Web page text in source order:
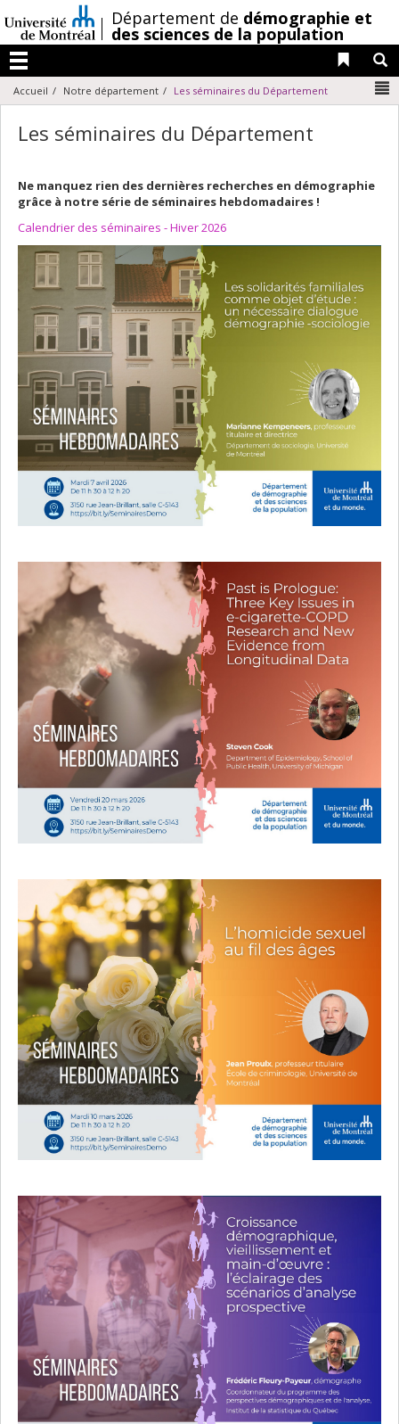
au
contenu
/Département de démographie et
des sciences de la population
Menu
Liens
Accueil Notre département Les séminaires du Département
Les séminaires du Département
Ne manquez rien des dernières recherches en démographie
grâce à notre série de séminaires hebdomadaires !
Calendrier des séminaires - Hiver 2026